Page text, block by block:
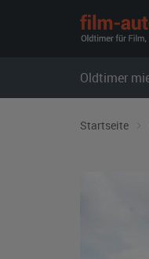
Oldtimer
Startseite